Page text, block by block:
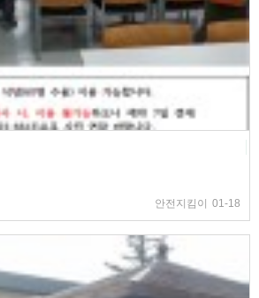
안전지킴이 01-18